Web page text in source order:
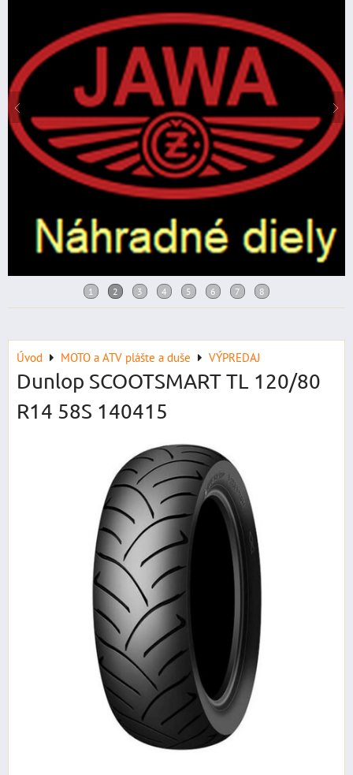
Úvod MOTO a ATV plášte a duše VÝPREDAJ
Dunlop SCOOTSMART TL 120/80
R14 58S 140415